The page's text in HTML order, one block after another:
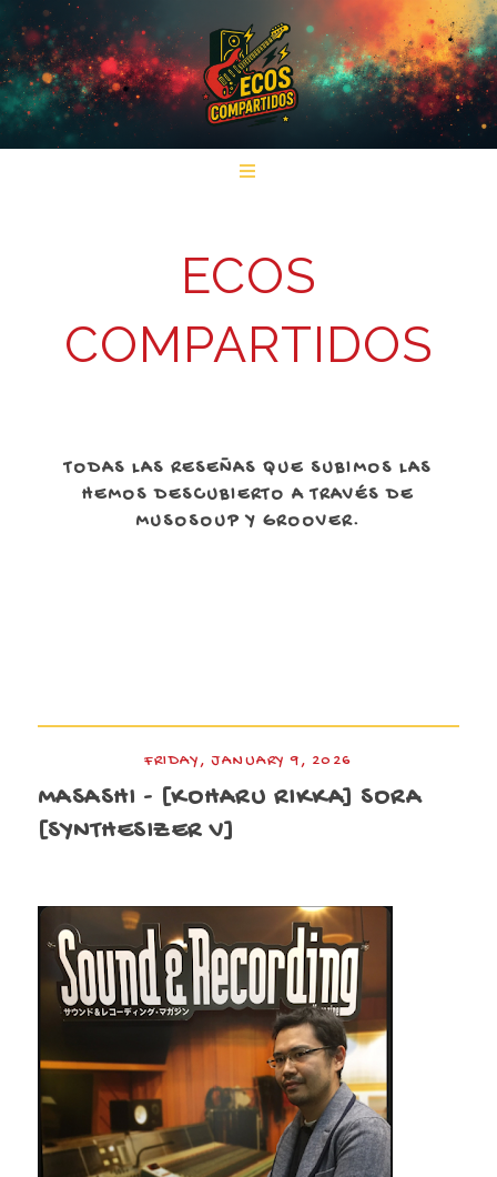
ECOS
COMPARTIDOS
TODAS LAS RESEÑAS QUE SUBIMOS LAS
HEMOS DESCUBIERTO A TRAVÉS DE
MUSOSOUP Y GROOVER.
FRIDAY, JANUARY 9, 2026
MASASHI - [KOHARU RIKKA] SORA
[SYNTHESIZER V]